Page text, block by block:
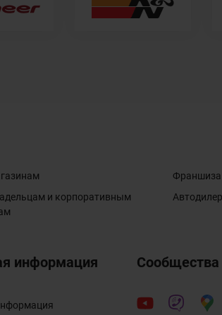
и корпоративным
Франшиза
информация Сообщества